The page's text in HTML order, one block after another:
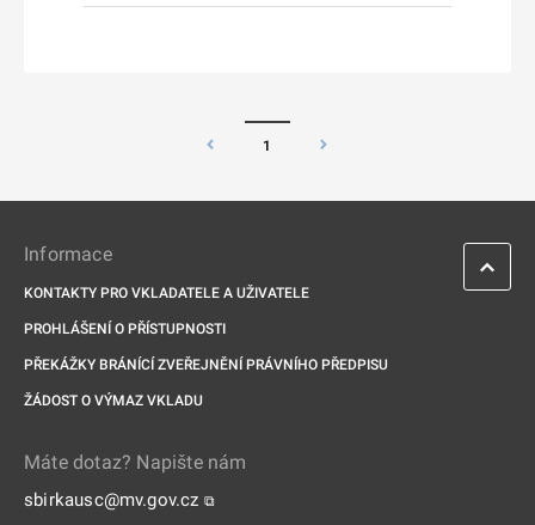
1
Informace
KONTAKTY PRO VKLADATELE A UŽIVATELE
PROHLÁŠENÍ O PŘÍSTUPNOSTI
PŘEKÁŽKY BRÁNÍCÍ ZVEŘEJNĚNÍ PRÁVNÍHO PŘEDPISU
ŽÁDOST O VÝMAZ VKLADU
Máte dotaz? Napište nám
sbirkausc@mv.gov.cz ⧉